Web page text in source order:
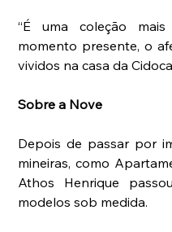
“É uma coleção
momento presente, o
vividos na casa da
Sobre a Nove
Depois de passar por
mineiras, como
Athos Henrique
modelos sob medida.